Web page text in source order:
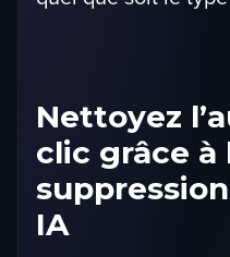
Nettoyez
clic grâce à
IA